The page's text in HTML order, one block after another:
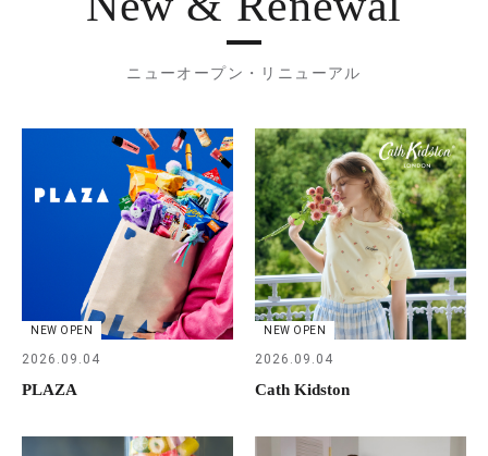
ニューオープン・リニューアル
NEW OPEN
2026.09.04
PLAZA
NEW OPEN
2026.09.04
Cath Kidston